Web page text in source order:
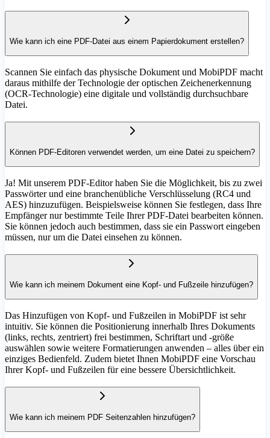
Wie kann ich eine PDF-Datei aus einem Papierdokument erstellen?
Scannen Sie einfach das physische Dokument und MobiPDF macht
daraus mithilfe der Technologie der optischen Zeichenerkennung
(OCR-Technologie) eine digitale und vollständig durchsuchbare
Datei.
Können PDF-Editoren verwendet werden, um eine Datei zu speichern?
Ja! Mit unserem PDF-Editor haben Sie die Möglichkeit, bis zu zwei
Passwörter und eine branchenübliche Verschlüsselung (RC4 und
AES) hinzuzufügen. Beispielsweise können Sie festlegen, dass Ihre
Empfänger nur bestimmte Teile Ihrer PDF-Datei bearbeiten können.
Sie können jedoch auch bestimmen, dass sie ein Passwort eingeben
müssen, nur um die Datei einsehen zu können.
Wie kann ich meinem Dokument eine Kopf- und Fußzeile hinzufügen?
Das Hinzufügen von Kopf- und Fußzeilen in MobiPDF ist sehr
intuitiv. Sie können die Positionierung innerhalb Ihres Dokuments
(links, rechts, zentriert) frei bestimmen, Schriftart und -größe
auswählen sowie weitere Formatierungen anwenden – alles über ein
einziges Bedienfeld. Zudem bietet Ihnen MobiPDF eine Vorschau
Ihrer Kopf- und Fußzeilen für eine bessere Übersichtlichkeit.
Wie kann ich meinem PDF Seitenzahlen hinzufügen?